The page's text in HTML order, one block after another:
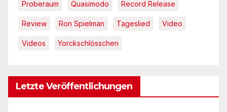
Proberaum Quasimodo Record Release
Review Ron Spielman Tageslied Video
Videos Yorckschlösschen
Letzte Veröffentlichungen